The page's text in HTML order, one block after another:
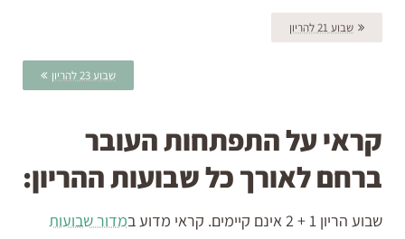
שבוע 21 להריון
שבוע 23 להריון
קראי על התפתחות העובר
ברחם לאורך כל שבועות ההריון:
שבוע הריון 1 + 2 אינם קיימים. קראי מדוע ב
מדור שבועות